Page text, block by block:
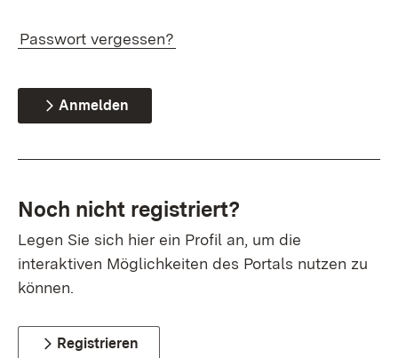
Passwort vergessen?
Anmelden
Noch nicht registriert?
Legen Sie sich hier ein Profil an, um die
interaktiven Möglichkeiten des Portals nutzen zu
können.
Registrieren